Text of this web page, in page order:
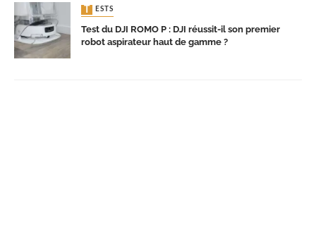
TESTS
Test du DJI ROMO P : DJI réussit-il son premier
robot aspirateur haut de gamme ?